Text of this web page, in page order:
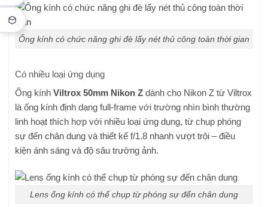
Ống kính có chức năng ghi đè lấy nét thủ công toàn thời gian
Có nhiều loại ứng dụng
Ống kính Viltrox 50mm Nikon Z dành cho Nikon Z từ Viltrox
là ống kính định dạng full-frame với trường nhìn bình thường
linh hoạt thích hợp với nhiều loại ứng dụng, từ chụp phóng
sự đến chân dung và thiết kế f/1.8 nhanh vượt trội – điều
kiện ánh sáng và độ sâu trường ảnh.
Lens ống kính có thể chụp từ phóng sự đến chân dung